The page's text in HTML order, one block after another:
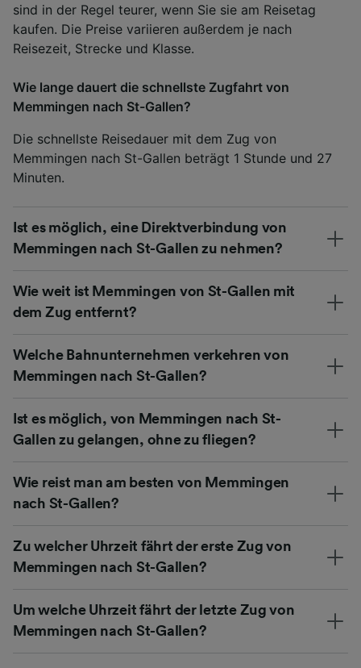
sind in der Regel teurer, wenn Sie sie am Reisetag
kaufen. Die Preise variieren außerdem je nach
Reisezeit, Strecke und Klasse.
Wie lange dauert die schnellste Zugfahrt von
Memmingen nach St-Gallen?
Die schnellste Reisedauer mit dem Zug von
Memmingen nach St-Gallen beträgt 1 Stunde und 27
Minuten.
Ist es möglich, eine Direktverbindung von
Memmingen nach St-Gallen zu nehmen?
Wie weit ist Memmingen von St-Gallen mit
dem Zug entfernt?
Welche Bahnunternehmen verkehren von
Memmingen nach St-Gallen?
Ist es möglich, von Memmingen nach St-
Gallen zu gelangen, ohne zu fliegen?
Wie reist man am besten von Memmingen
nach St-Gallen?
Zu welcher Uhrzeit fährt der erste Zug von
Memmingen nach St-Gallen?
Um welche Uhrzeit fährt der letzte Zug von
Memmingen nach St-Gallen?